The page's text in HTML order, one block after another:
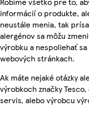
informácií o produkte,
neustále menia, tak
alergénov sa môžu
výrobku a nespoliehať
webových stránkach.
Ak máte nejaké otázky
výrobkoch značky
servis, alebo výrobcu